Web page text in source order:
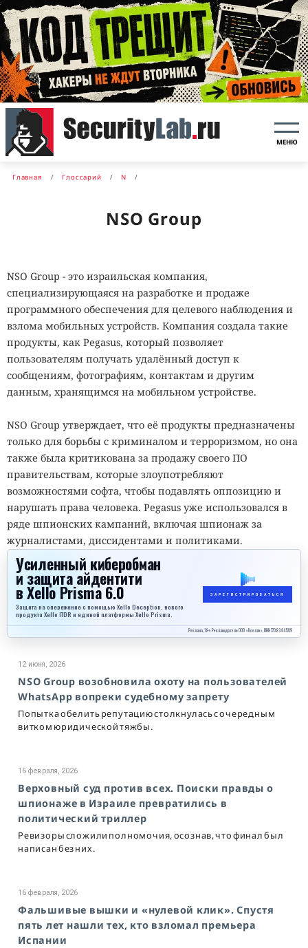
МЕНЮ
Главная Глоссарий N
NSO Group
NSO Group - это израильская компания,
специализирующаяся на разработке и продаже
программного обеспечения для целевого наблюдения и
взлома мобильных устройств. Компания создала такие
продукты, как Pegasus, который позволяет
пользователям получать удалённый доступ к
сообщениям, фотографиям, контактам и другим
данным, хранящимся на мобильном устройстве.
NSO Group утверждает, что её продукты предназначены
только для борьбы с криминалом и терроризмом, но она
также была критикована за продажу своего ПО
правительствам, которые злоупотребляют
возможностями софта, чтобы подавлять оппозицию и
нарушать права человека. Pegasus уже использовался в
ряде шпионских кампаний, включая шпионаж за
журналистами, диссидентами и политиками.
Усиленный киберобман
и защита айдентити
в Xello Prisma 6.0
Защита на опережение с помощью Xello Deception, нового
продукта Xello ITDR и единой платформы Xello Prisma.
ЗАРЕГИСТРИРОВАТЬСЯ
Реклама, 18+. Рекламодатель ООО «Кселло», ИНН 7708344509
12 июня, 2026
NSO Group возобновила охоту на пользователей
WhatsApp вопреки судебному запрету
Попытка обелить репутацию столкнулась с очередным
витком юридической тяжбы.
16 февраля, 2026
Верховный суд против всех. Поиски правды о
шпионаже в Израиле превратились в
политический триллер
Ревизоры сложили полномочия, осознав, что финал был
написан без них.
16 февраля, 2026
Фальшивые вышки и «нулевой клик». Спустя
пять лет нашли тех, кто взломал премьера
Испании